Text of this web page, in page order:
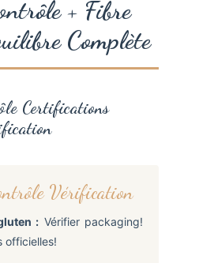
+ Fibre
Complète
Certifications
Vérification
: Vérifier packaging!
officielles!